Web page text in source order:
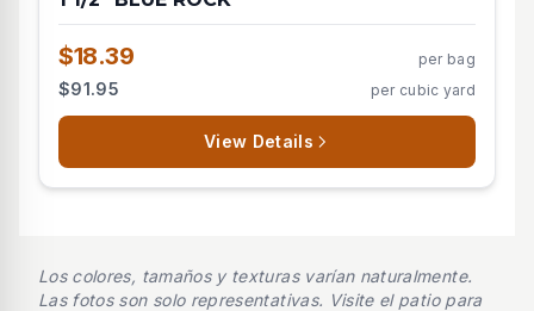
$18.39 per bag
$91.95 per cubic yard
View Details
Los colores, tamaños y texturas varían naturalmente.
Las fotos son solo representativas. Visite el patio para